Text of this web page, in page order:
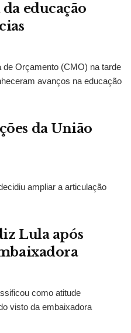
educação
Orçamento (CMO) na tarde
avanços na educação
da União
ampliar a articulação
Lula após
como atitude
visto da embaixadora